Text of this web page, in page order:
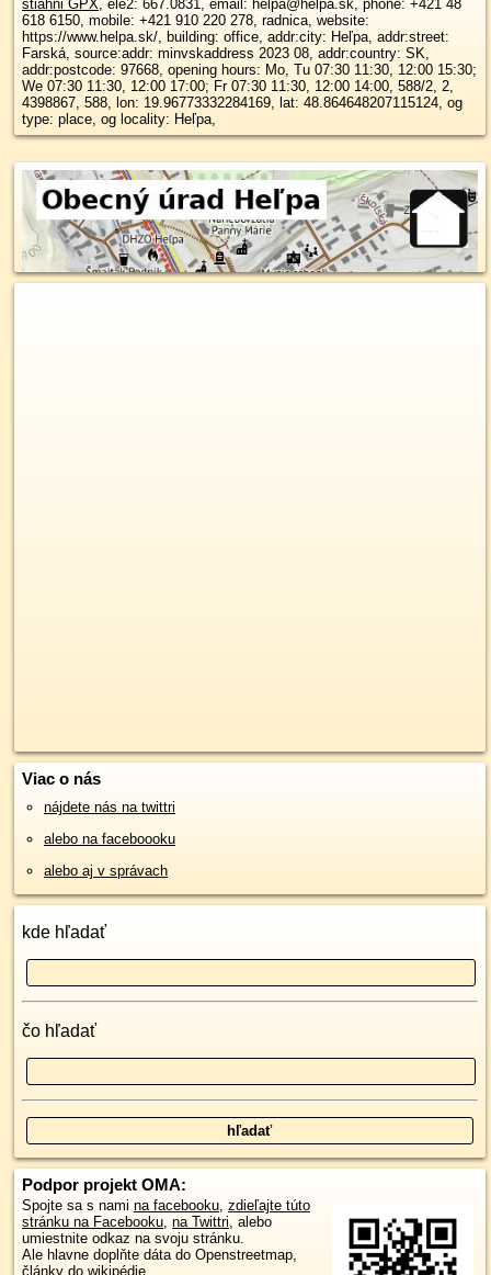
stiahni GPX, ele2: 667.0831, email: helpa@helpa.sk, phone: +421 48
618 6150, mobile: +421 910 220 278, radnica, website:
https://www.helpa.sk/, building: office, addr:city: Heľpa, addr:street:
Farská, source:addr: minvskaddress 2023 08, addr:country: SK,
addr:postcode: 97668, opening hours: Mo, Tu 07:30 11:30, 12:00 15:30;
We 07:30 11:30, 12:00 17:00; Fr 07:30 11:30, 12:00 14:00, 588/2, 2,
4398867, 588, lon: 19.96773332284169, lat: 48.864648207115124, og
type: place, og locality: Heľpa,
Viac o nás
nájdete nás na twittri
alebo na faceboooku
alebo aj v správach
kde hľadať
čo hľadať
Podpor projekt OMA:
Spojte sa s nami na facebooku, zdieľajte túto
stránku na Facebooku, na Twittri, alebo
umiestnite odkaz na svoju stránku.
Ale hlavne doplňte dáta do Openstreetmap,
články do wikipédie, ...